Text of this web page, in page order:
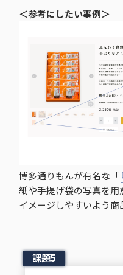
＜参考にしたい事例＞
博多通りもんが有名な「
紙や手提げ袋の写真を
イメージしやすいよう商
課題5